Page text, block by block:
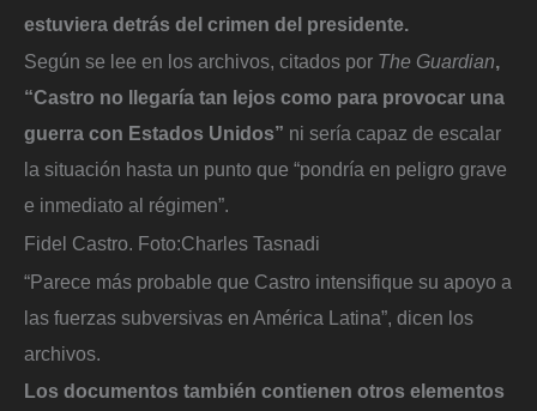
estuviera detrás del crimen del presidente.
Según se lee en los archivos, citados por The Guardian,
“Castro no llegaría tan lejos como para provocar una
guerra con Estados Unidos” ni sería capaz de escalar
la situación hasta un punto que “pondría en peligro grave
e inmediato al régimen”.
Fidel Castro. Foto:Charles Tasnadi
“Parece más probable que Castro intensifique su apoyo a
las fuerzas subversivas en América Latina”, dicen los
archivos.
Los documentos también contienen otros elementos